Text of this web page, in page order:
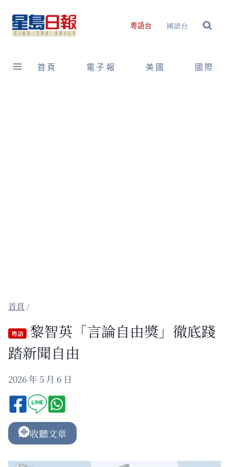
content
粵語台 國語台
首頁 電子報 美國 國際
/
粵語
黎智英「言論自由獎」徹底踐
踏新聞自由
2026 年 5 月 6 日
收聽文章